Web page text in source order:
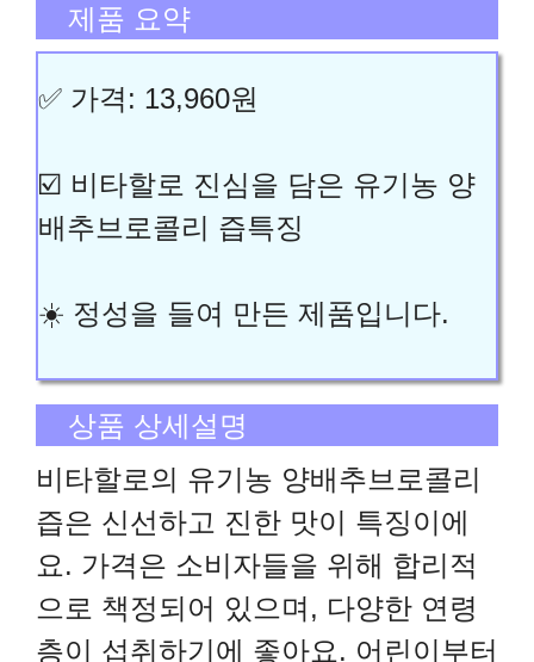
제품 요약
✅ 가격: 13,960원
☑️ 비타할로 진심을 담은 유기농 양
배추브로콜리 즙특징
☀️ 정성을 들여 만든 제품입니다.
상품 상세설명
비타할로의 유기농 양배추브로콜리
즙은 신선하고 진한 맛이 특징이에
요. 가격은 소비자들을 위해 합리적
으로 책정되어 있으며, 다양한 연령
층이 섭취하기에 좋아요. 어린이부터